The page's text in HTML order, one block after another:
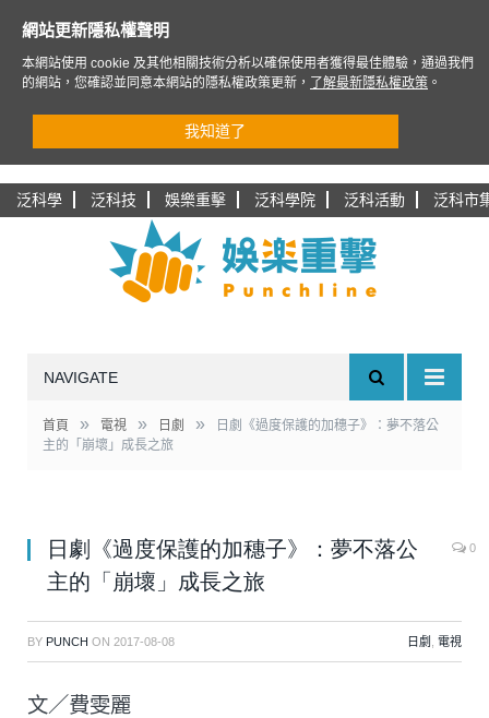
泛科學 泛科技 娛樂重擊 泛科學院 泛科活動 泛科市
NAVIGATE
首頁 » 電視 » 日劇 »
日劇《過度保護的加穗子》：夢不落公
主的「崩壞」成長之旅
日劇《過度保護的加穗子》：夢不落公
主的「崩壞」成長之旅
0
BY PUNCH ON 2017-08-08 日劇 電視
文／費雯麗
網站更新隱私權聲明
本網站使用 cookie 及其他相關技術分析以確保使用者獲得最佳體驗，通過我們
的網站，您確認並同意本網站的隱私權政策更新，
了解最新隱私權政策 。
我知道了